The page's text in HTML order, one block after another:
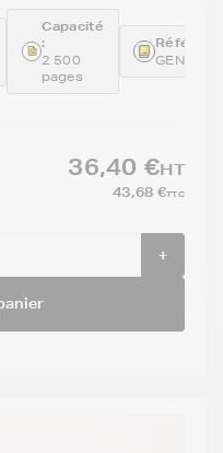
Capacité
:
2 500
pages
36,40 €HT
43,68 €TTC
+